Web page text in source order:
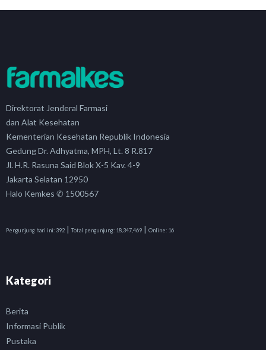
Direktorat Jenderal Farmasi
dan Alat Kesehatan
Kementerian Kesehatan Republik Indonesia
Gedung Dr. Adhyatma, MPH, Lt. 8 R.817
Jl. H.R. Rasuna Said Blok X-5 Kav. 4-9
Jakarta Selatan 12950
Halo Kemkes ✆ 1500567
Pengunjung hari ini: 392 | Total pengunjung: 18,347,469 | Online: 16
Kategori
Berita
Informasi Publik
Pustaka